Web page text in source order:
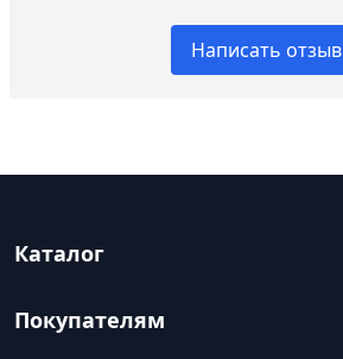
Написать отзыв
Каталог
Покупателям